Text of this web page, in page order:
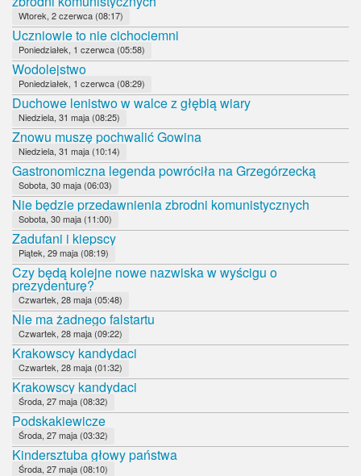
Wtorek, 2 czerwca (08:17)
Uczniowie to nie cichociemni
Poniedziałek, 1 czerwca (05:58)
Wodolejstwo
Poniedziałek, 1 czerwca (08:29)
Duchowe lenistwo w walce z głębią wiary
Niedziela, 31 maja (08:25)
Znowu muszę pochwalić Gowina
Niedziela, 31 maja (10:14)
Gastronomiczna legenda powróciła na Grzegórzecką
Sobota, 30 maja (06:03)
Nie będzie przedawnienia zbrodni komunistycznych
Sobota, 30 maja (11:00)
Zadufani i kiepscy
Piątek, 29 maja (08:19)
Czy będą kolejne nowe nazwiska w wyścigu o
prezydenturę?
Czwartek, 28 maja (05:48)
Nie ma żadnego falstartu
Czwartek, 28 maja (09:22)
Krakowscy kandydaci
Czwartek, 28 maja (01:32)
Krakowscy kandydaci
Środa, 27 maja (08:32)
Podskakiewicze
Środa, 27 maja (03:32)
Kindersztuba głowy państwa
Środa, 27 maja (08:10)